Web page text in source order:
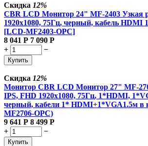
Скидка 12%
CBR LCD Монитор 24" MF-2403 Узкая
1920x1080, 75Гц, черный, кабель HDMI
[LCD-MF2403-OPC]
8 041 Р 7 090 Р
+
−
Купить
Скидка 12%
Монитор CBR LCD Монитор 27" MF-
IPS, FHD 1920x1080, 75Гц, 1*HDMI,
черный, кабели 1* HDMI+1*VGA1.5м в
MF2706-OPC)
9 641 Р 8 499 Р
+
−
Купить